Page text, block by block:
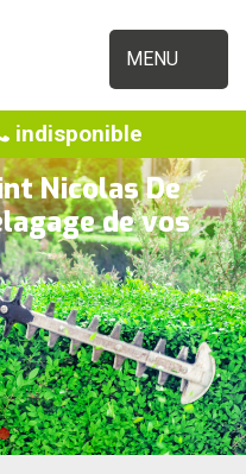
MENU
indisponible
Nicolas De
de vos